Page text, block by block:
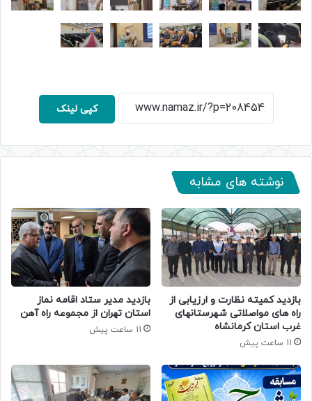
کپی لینک
نوشته های مشابه
بازدید کمیته نظارت و ارزیابی از
راه های مواصلاتی شهرستانهای
غرب استان کرمانشاه
11 ساعت پیش
بازدید مدیر ستاد اقامه نماز
استان تهران از مجموعه راه آهن
11 ساعت پیش